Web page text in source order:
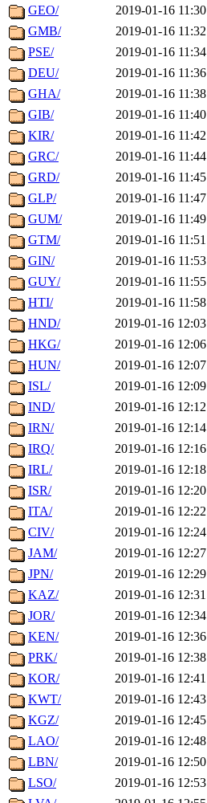
GEO/
2019-01-16 11:30
GMB/
2019-01-16 11:32
PSE/
2019-01-16 11:34
DEU/
2019-01-16 11:36
GHA/
2019-01-16 11:38
GIB/
2019-01-16 11:40
KIR/
2019-01-16 11:42
GRC/
2019-01-16 11:44
GRD/
2019-01-16 11:45
GLP/
2019-01-16 11:47
GUM/
2019-01-16 11:49
GTM/
2019-01-16 11:51
GIN/
2019-01-16 11:53
GUY/
2019-01-16 11:55
HTI/
2019-01-16 11:58
HND/
2019-01-16 12:03
HKG/
2019-01-16 12:06
HUN/
2019-01-16 12:07
ISL/
2019-01-16 12:09
IND/
2019-01-16 12:12
IRN/
2019-01-16 12:14
IRQ/
2019-01-16 12:16
IRL/
2019-01-16 12:18
ISR/
2019-01-16 12:20
ITA/
2019-01-16 12:22
CIV/
2019-01-16 12:24
JAM/
2019-01-16 12:27
JPN/
2019-01-16 12:29
KAZ/
2019-01-16 12:31
JOR/
2019-01-16 12:34
KEN/
2019-01-16 12:36
PRK/
2019-01-16 12:38
KOR/
2019-01-16 12:41
KWT/
2019-01-16 12:43
KGZ/
2019-01-16 12:45
LAO/
2019-01-16 12:48
LBN/
2019-01-16 12:50
LSO/
2019-01-16 12:53